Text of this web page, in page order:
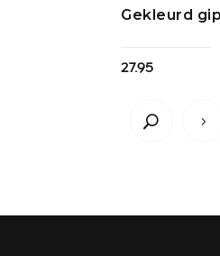
Gekleurd
27.95